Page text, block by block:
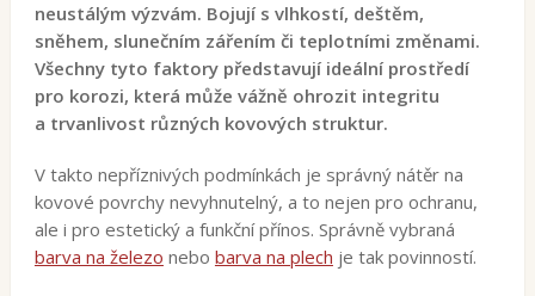
neustálým výzvám. Bojují s vlhkostí, deštěm,
sněhem, slunečním zářením či teplotními změnami.
Všechny tyto faktory představují ideální prostředí
pro korozi, která může vážně ohrozit integritu
a trvanlivost různých kovových struktur.
V takto nepříznivých podmínkách je správný nátěr na
kovové povrchy nevyhnutelný, a to nejen pro ochranu,
ale i pro estetický a funkční přínos. Správně vybraná
barva na železo nebo barva na plech je tak povinností.